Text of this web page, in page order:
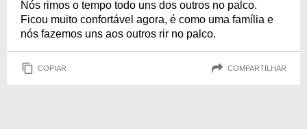
Nós rimos o tempo todo uns dos outros no palco.
Ficou muito confortável agora, é como uma família e
nós fazemos uns aos outros rir no palco.
COPIAR COMPARTILHAR